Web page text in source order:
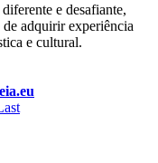
e desafiante,
adquirir experiência
e cultural.